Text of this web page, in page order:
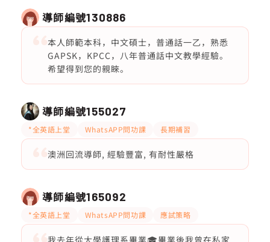
導師編號130886
本人師範本科，中文碩士，普通話一乙，熟悉
GAPSK，KPCC，八年普通話中文教學經驗。
希望得到您的親睞。
導師編號155027
*全英語上堂 WhatsAPP問功課 長期補習
澳洲回流導師, 經驗豐富, 有耐性嚴格
導師編號165092
*全英語上堂 WhatsAPP問功課 應試策略
我去年從大學護理系畢業🎓畢業後我曾在私家